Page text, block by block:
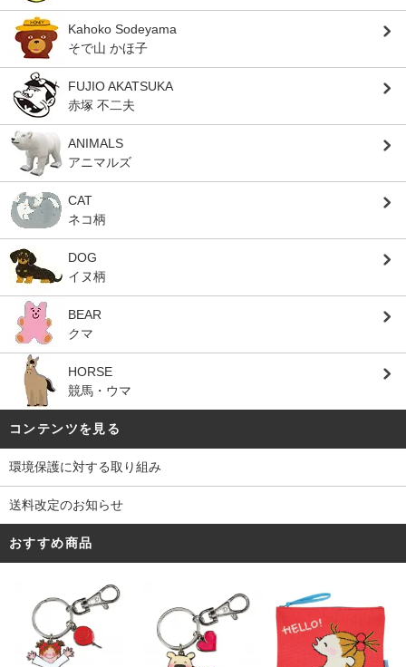
Kahoko Sodeyama
そで山 かほ子
FUJIO AKATSUKA
赤塚 不二夫
ANIMALS
アニマルズ
CAT
ネコ柄
DOG
イヌ柄
BEAR
クマ
HORSE
競馬・ウマ
コンテンツを見る
環境保護に対する取り組み
送料改定のお知らせ
おすすめ商品